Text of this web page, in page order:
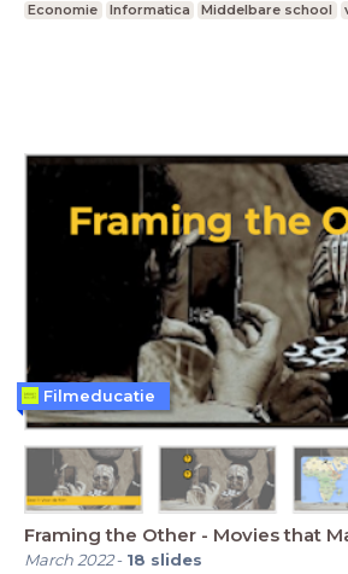
Economie Informatica Middelbare school
Framing the Other - Movies that
March 2022- 18 slides
Filmeducatie